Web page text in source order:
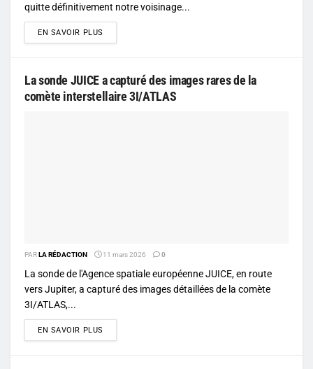
quitte définitivement notre voisinage...
EN SAVOIR PLUS
La sonde JUICE a capturé des images rares de la
comète interstellaire 3I/ATLAS
PARLA RÉDACTION 11 mars 2026 0
La sonde de l'Agence spatiale européenne JUICE, en route
vers Jupiter, a capturé des images détaillées de la comète
3I/ATLAS,...
EN SAVOIR PLUS